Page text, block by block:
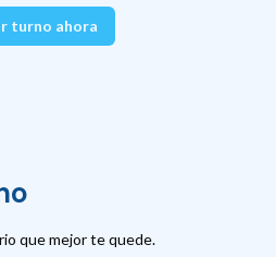
turno ahora
que mejor te quede.